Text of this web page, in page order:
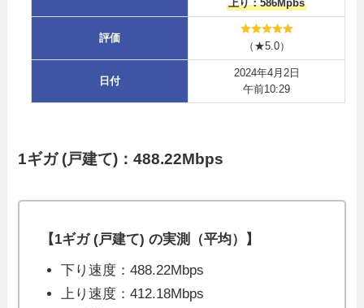
上り：586Mpbs
評価
（★5.0）
日付
2024年4月2日
午前10:29
1ギガ (戸建て)：488.22Mbps
【1ギガ (戸建て) の実測（平均）】
下り速度：488.22Mbps
上り速度：412.18Mbps